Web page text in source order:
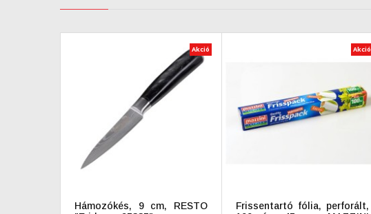
Akció
Hámozókés, 9 cm, RESTO
Akció
Frissentartó fólia, perforált,